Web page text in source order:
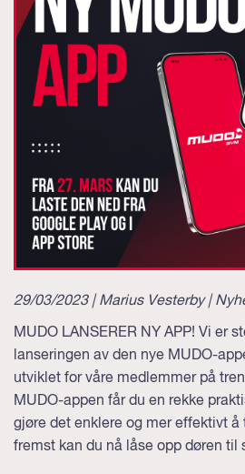
29/03/2023 | Marius Vesterby |
MUDO LANSERER NY APP! Vi er
lanseringen av den nye MUDO-
utviklet for våre medlemmer på
MUDO-appen får du en rekke
gjøre det enklere og mer effektivt å
fremst kan du nå låse opp døren